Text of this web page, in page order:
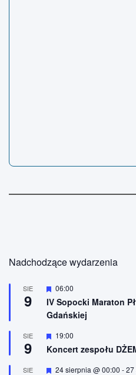
Nadchodzące wydarzenia
SIE
9
W
y
r
ó
n
o
e
06:00
IV Sopocki Maraton
Gdańskiej
SIE
9
W
r
ż
19:00
Koncert zespołu
SIE
W
24 sierpnia @ 00:00 -27